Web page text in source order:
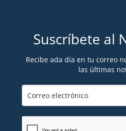
Suscríbete al
Recibe ada día en tu correo
las últimas